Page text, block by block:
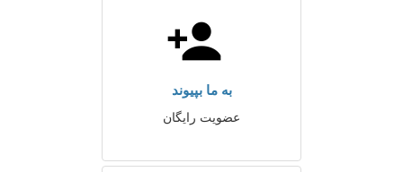
به ما بپیوند
عضویت رایگان